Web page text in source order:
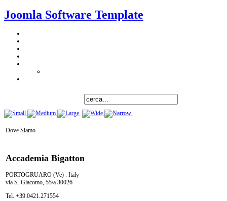
Joomla Software Template
Dove Siamo
Accademia Bigatton
PORTOGRUARO (Ve) . Italy
via S. Giacomo, 55/a 30026
Tel. +39.0421.271554